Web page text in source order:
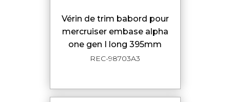
vérin de trim babord pour
mercruiser embase alpha
one gen I long 395mm
REC-98703A3